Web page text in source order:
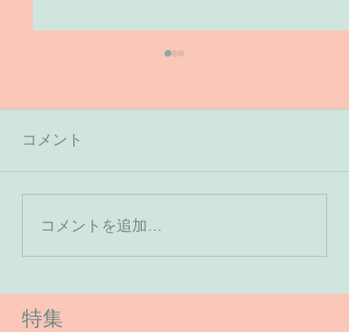
【６月１６日のご予約状
況です】
コメント
コメントを追加…
特集